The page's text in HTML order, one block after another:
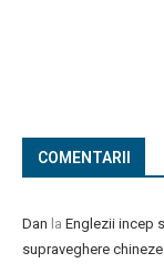
COMENTARII
Dan la Englezii incep
supraveghere